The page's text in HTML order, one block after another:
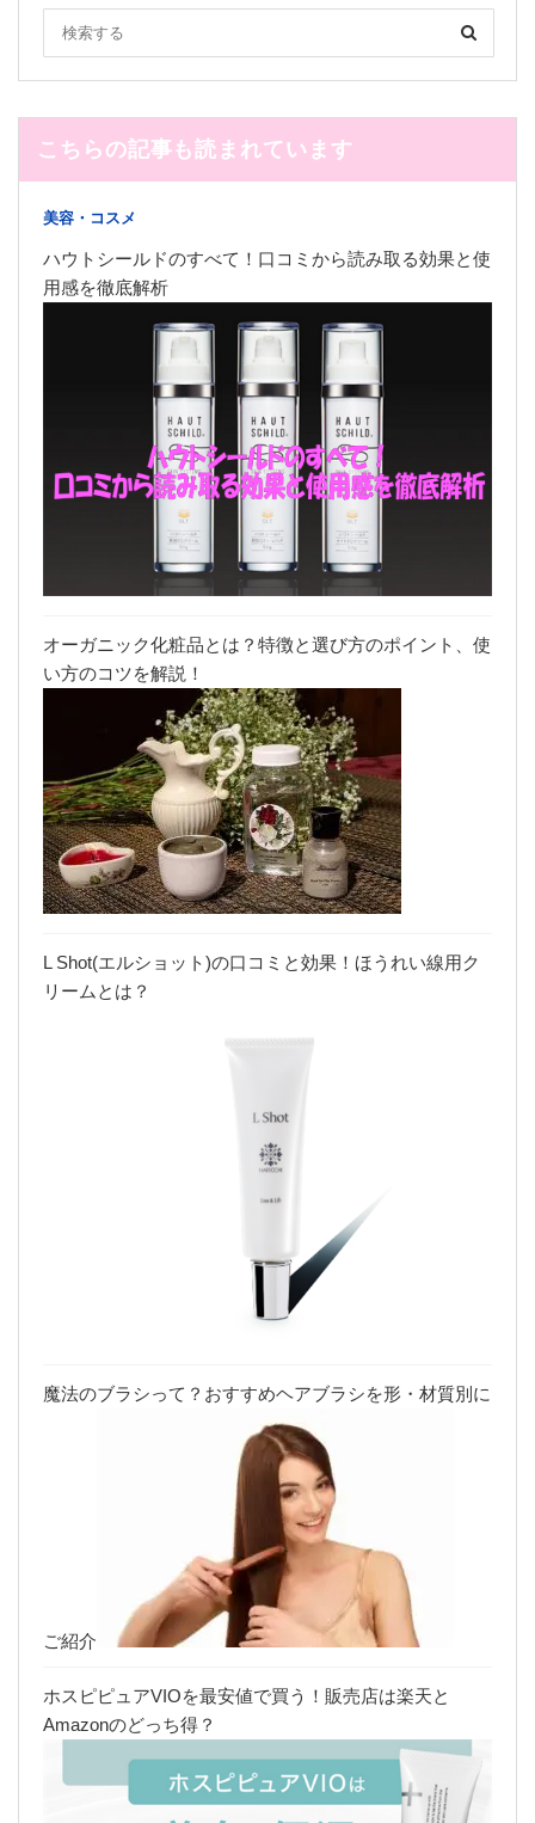
こちらの記事も読まれています
美容・コスメ
ハウトシールドのすべて！口コミから読み取る効果と使
用感を徹底解析
オーガニック化粧品とは？特徴と選び方のポイント、使
い方のコツを解説！
L Shot(エルショット)の口コミと効果！ほうれい線用ク
リームとは？
魔法のブラシって？おすすめヘアブラシを形・材質別に
ご紹介
ホスピピュアVIOを最安値で買う！販売店は楽天と
Amazonのどっち得？